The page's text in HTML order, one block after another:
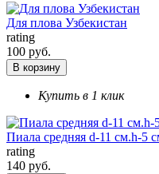
Для плова Узбекистан
rating
100 руб.
В корзину
Купить в 1 клик
Пиала средняя d-11 см.h-5
rating
140 руб.